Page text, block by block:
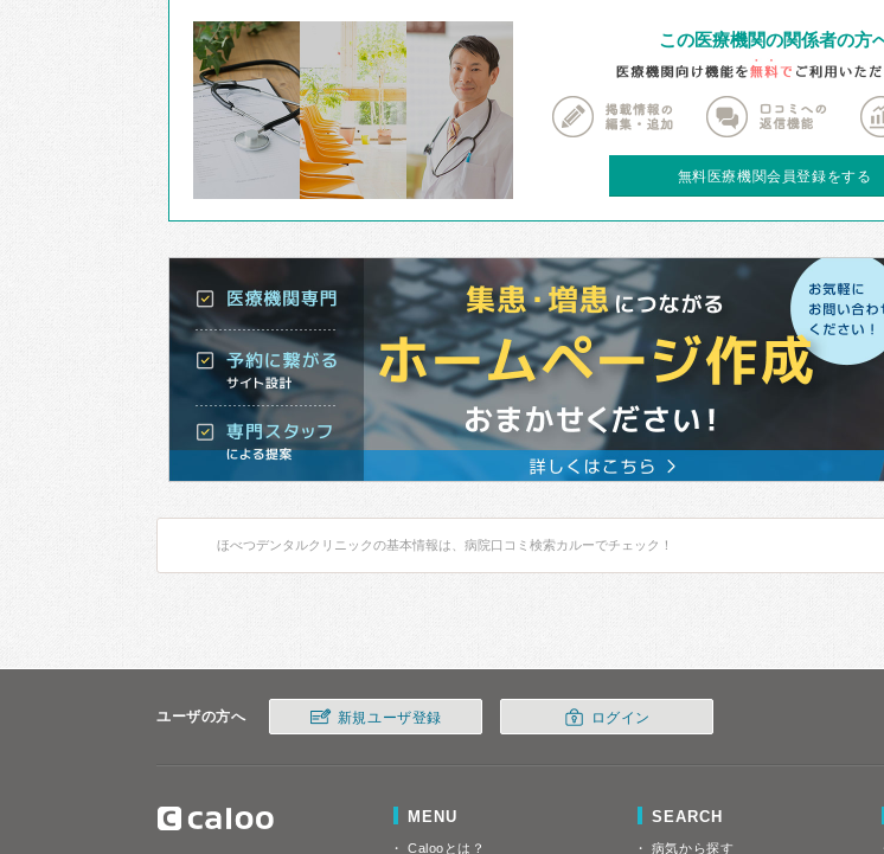
この医療機関の関係者の方
無料医療機関会員登録をする
ほべつデンタルクリニックの基本情報は、病院口コミ検索カルーでチェック！
ユーザの方へ 新規ユーザ登録 ログイン
MENU
Calooとは？
SEARCH
病気から探す